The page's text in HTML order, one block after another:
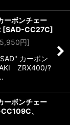
ーボンチェー
[SAD-CC27C]
円]
カーボン
ZRX400/?
ーボンチェー
、